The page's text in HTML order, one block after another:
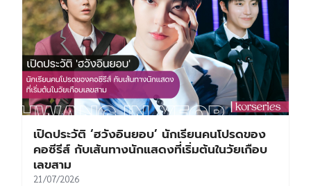
เปิดประวัติ ‘ฮวังอินยอบ’ นักเรียนคนโปรดของ
คอซีรีส์ กับเส้นทางนักแสดงที่เริ่มต้นในวัยเกือบ
เลขสาม
21/07/2026